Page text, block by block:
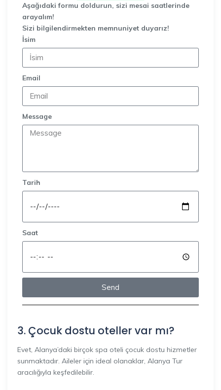
Aşağıdaki formu doldurun, sizi mesai saatlerinde
arayalım!
Sizi bilgilendirmekten memnuniyet duyarız!
İsim
Email
Message
Tarih
Saat
Send
3. Çocuk dostu oteller var mı?
Evet, Alanya’daki birçok spa oteli çocuk dostu hizmetler
sunmaktadır. Aileler için ideal olanaklar, Alanya Tur
aracılığıyla keşfedilebilir.